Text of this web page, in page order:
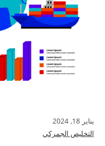
يناير 18, 2024
التخليص الجمركي